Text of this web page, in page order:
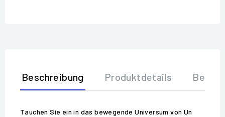
Beschreibung Produktdetails
Tauchen Sie ein in das bewegende Universum von Un